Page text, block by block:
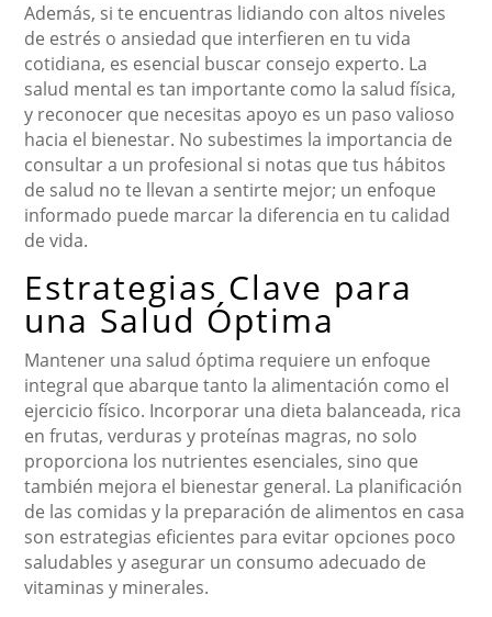
Además, si te encuentras lidiando con altos niveles
de estrés o ansiedad que interfieren en tu vida
cotidiana, es esencial buscar consejo experto. La
salud mental es tan importante como la salud física,
y reconocer que necesitas apoyo es un paso valioso
hacia el bienestar. No subestimes la importancia de
consultar a un profesional si notas que tus hábitos
de salud no te llevan a sentirte mejor; un enfoque
informado puede marcar la diferencia en tu calidad
de vida.
Estrategias Clave para
una Salud Óptima
Mantener una salud óptima requiere un enfoque
integral que abarque tanto la alimentación como el
ejercicio físico. Incorporar una dieta balanceada, rica
en frutas, verduras y proteínas magras, no solo
proporciona los nutrientes esenciales, sino que
también mejora el bienestar general. La planificación
de las comidas y la preparación de alimentos en casa
son estrategias eficientes para evitar opciones poco
saludables y asegurar un consumo adecuado de
vitaminas y minerales.